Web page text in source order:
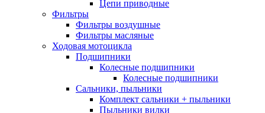
Цепи приводные
Фильтры
Фильтры воздушные
Фильтры масляные
Ходовая мотоцикла
Подшипники
Колесные подшипники
Колесные подшипники
Сальники, пыльники
Комплект сальники + пыльники
Пыльники вилки